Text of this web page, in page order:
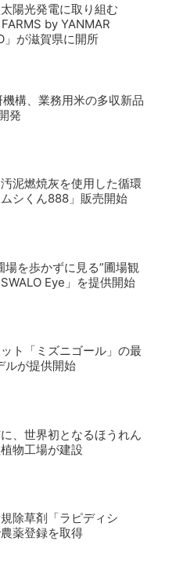
陽光発電に取り組む
FARMS by YANMAR
」が滋賀県に開所
構、業務用米の多収新品
発
泥燃焼灰を使用した循環
シくん888」販売開始
場を歩かずに見る”圃場観
Eye」を提供開始
ト「ミズニゴール」の最
ルが提供開始
、世界初となるほうれん
物工場が建設
除草剤「ラピディシ
薬登録を取得